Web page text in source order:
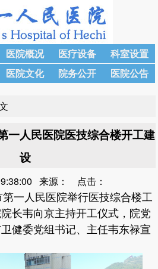
医院概况 医疗设备
科室设置
医院文化 院务公开 医院公告
一人民医院医技综合楼开工建
设
来源： 点击：
一人民医院举行医技综合楼工
长韦向京主持开工仪式，院党
健委党组书记、主任韦东禄宣